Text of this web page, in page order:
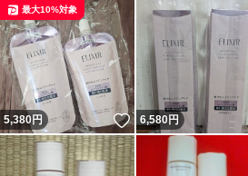
5,380円 いいね！
最大10%対象
6,580円